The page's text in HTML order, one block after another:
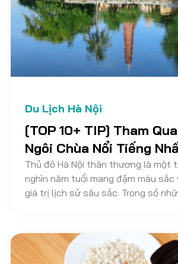
Du Lịch Hà Nội
[TOP 10+ TIP] Tham
Ngôi Chùa Nổi Tiếng
Thủ đô Hà Nội thân thương là một
nghìn năm tuổi mang đậm màu sắc
giá trị lịch sử sâu sắc. Trong số
tại Hà Nội là những điểm nhấn
trọng. Việc tham quan đền chùa